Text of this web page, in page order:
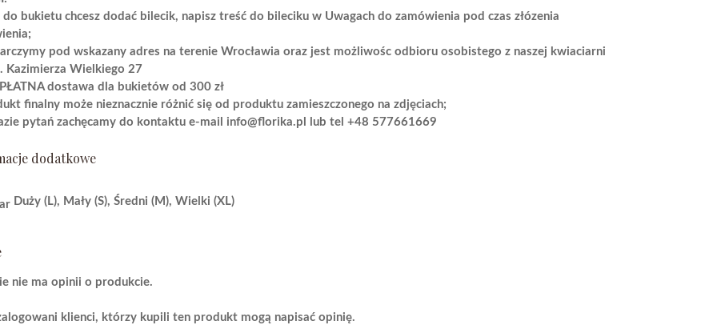
bukietu chcesz dodać bilecik, napisz treść do bileciku w Uwagach do zamówienia pod czas złózenia
pod wskazany adres na terenie Wrocławia oraz jest możliwośc odbioru osobistego z naszej kwiaciarni
Kazimierza Wielkiego 27
dostawa dla bukietów od 300 zł
finalny może nieznacznie różnić się od produktu zamieszczonego na zdjęciach;
pytań zachęcamy do kontaktu e-mail info@florika.pl lub tel +48 577661669
dodatkowe
Duży (L), Mały (S), Średni (M), Wielki (XL)
nie ma opinii o produkcie.
klienci, którzy kupili ten produkt mogą napisać opinię.